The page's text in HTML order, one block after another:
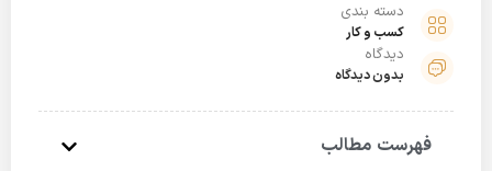
دسته بندی
کسب و کار
دیدگاه
بدون دیدگاه
فهرست مطالب